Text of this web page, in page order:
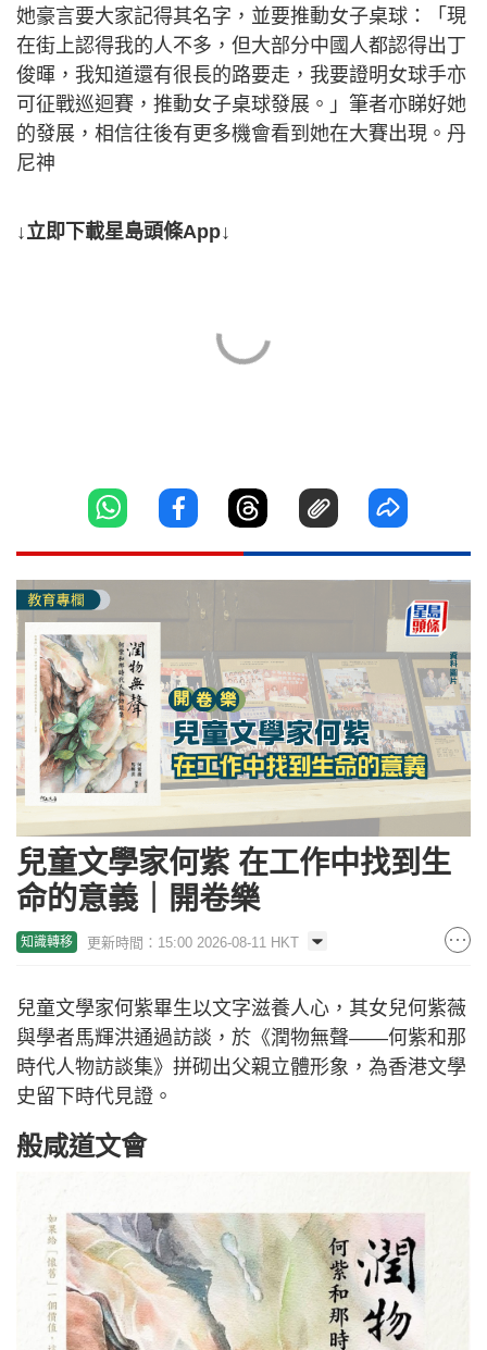
她豪言要大家記得其名字，並要推動女子桌球：「現
在街上認得我的人不多，但大部分中國人都認得出丁
俊暉，我知道還有很長的路要走，我要證明女球手亦
可征戰巡迴賽，推動女子桌球發展。」筆者亦睇好她
的發展，相信往後有更多機會看到她在大賽出現。丹
尼神
↓立即下載星島頭條App↓
兒童文學家何紫 在工作中找到生
命的意義｜開卷樂
知識轉移 更新時間：15:00 2026-08-11 HKT
兒童文學家何紫畢生以文字滋養人心，其女兒何紫薇
與學者馬輝洪通過訪談，於《潤物無聲——何紫和那
時代人物訪談集》拼砌出父親立體形象，為香港文學
史留下時代見證。
般咸道文會